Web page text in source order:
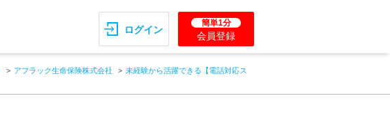
ログイン
簡単1分
会員登録
アフラック生命保険株式会社
未経験から活躍できる【電話対応ス